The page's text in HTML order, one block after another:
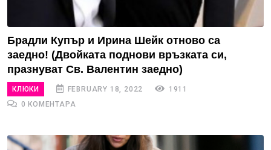
Брадли Купър и Ирина Шейк отново са
заедно! (Двойката поднови връзката си,
празнуват Св. Валентин заедно)
КЛЮКИ FEBRUARY 18, 2022
1911
0 КОМЕНТАРА